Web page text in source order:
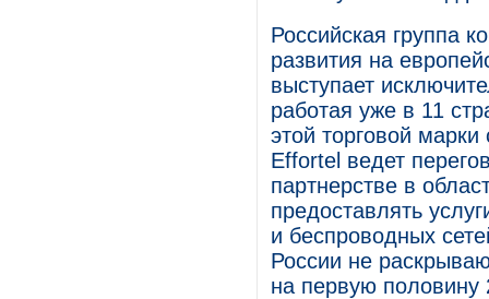
Российская группа
развития на
выступает
работая уже в 11
этой торговой
Effortel ведет
партнерстве в
предоставлять
и беспроводных
России не
на первую половину